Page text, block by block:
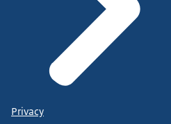
Privacy